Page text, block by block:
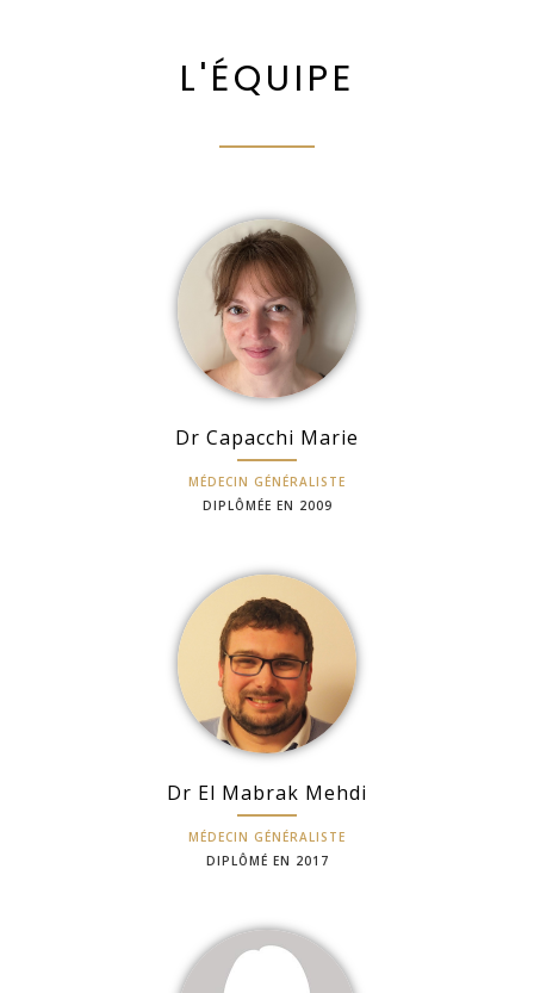
L'ÉQUIPE
Dr Capacchi Marie
MÉDECIN GÉNÉRALISTE
DIPLÔMÉE EN 2009
Dr El Mabrak Mehdi
MÉDECIN GÉNÉRALISTE
DIPLÔMÉ EN 2017